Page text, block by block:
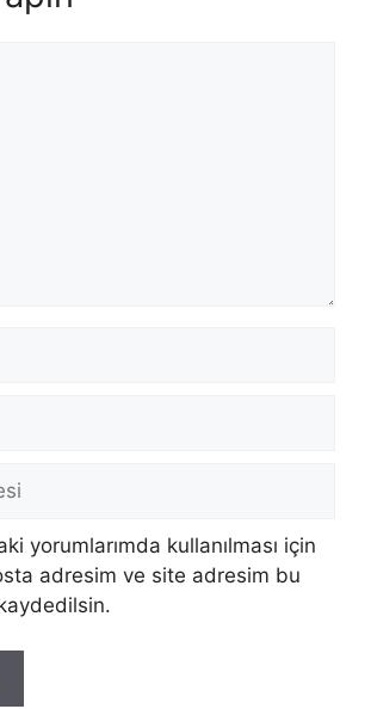
yorumlarımda kullanılması için
adresim ve site adresim bu